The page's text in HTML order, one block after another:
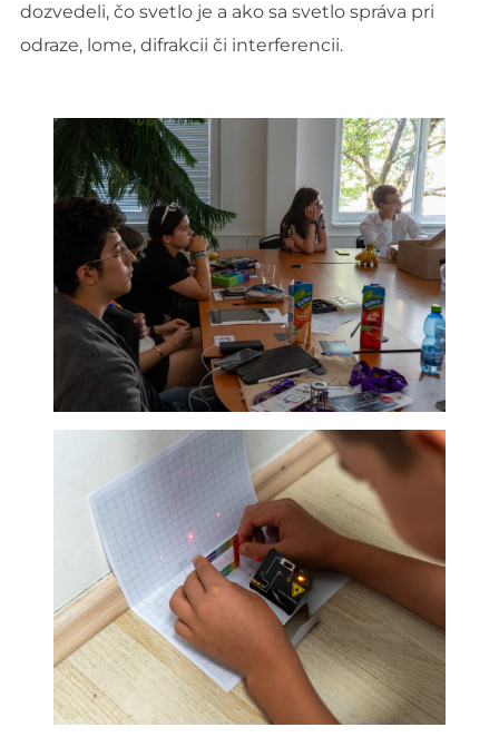
dozvedeli, čo svetlo je a ako sa svetlo správa pri
odraze, lome, difrakcii či interferencii.